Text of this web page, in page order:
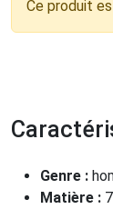
Ce produit
Genre :
Matière :